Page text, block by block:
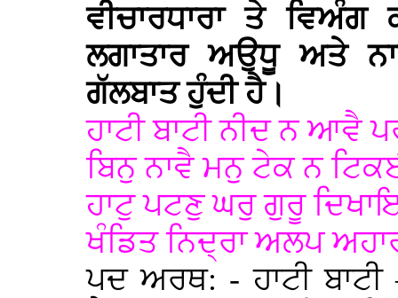
ਵੀਚਾਰਧਾਰਾ ਤੇ
ਲਗਾਤਾਰ ਅਉਧੂ ਅਤੇ
ਗੱਲਬਾਤ ਹੁੰਦੀ ਹੈ।
ਹਾਟੀ ਬਾਟੀ ਨੀਦ ਨ ਆਵੈ
ਬਿਨੁ ਨਾਵੈ ਮਨੁ ਟੇਕ ਨ
ਹਾਟੁ ਪਟਣੁ ਘਰੁ ਗੁਰੂ
ਖੰਡਿਤ ਨਿਦ੍ਰਾ ਅਲਪ
ਪਦ ਅਰਥ: - ਹਾਟੀ